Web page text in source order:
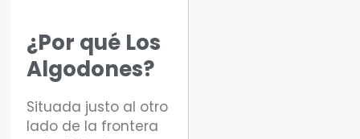
¿Por qué Los
Algodones?
Situada justo al otro
lado de la frontera